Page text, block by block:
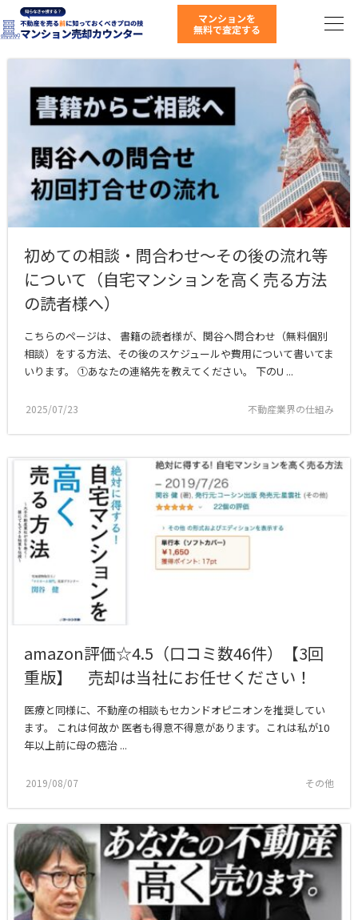
初めての相談・問合わせ〜その後の流れ等
について（自宅マンションを高く売る方法
の読者様へ）
こちらのページは、 書籍の読者様が、関谷へ問合わせ（無料個別
相談）をする方法、その後のスケジュールや費用について書いてま
いります。 ①あなたの連絡先を教えてください。 下のU ...
2025/07/23 不動産業界の仕組み
amazon評価☆4.5（口コミ数46件）【3回
重版】 売却は当社にお任せください！
医療と同様に、不動産の相談もセカンドオピニオンを推奨してい
ます。 これは何故か 医者も得意不得意があります。これは私が10
年以上前に母の癌治 ...
2019/08/07 その他